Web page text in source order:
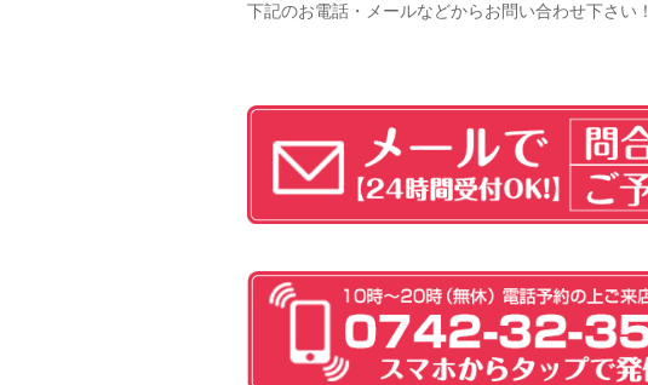
下記のお電話・メールなどからお問い合わせ下さい！